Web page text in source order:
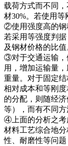
载荷方式而不同
材30%。若使用等
②使用强度高的钢
若采用等强度判
及钢材价格的比值
③对于交通运输，
用，增加运输量
重量。对于固定
相对成本和等刚
的分配，则随经
等），而有不同方
④上面的分析之考
材料工艺综合地
性、耐磨性等问